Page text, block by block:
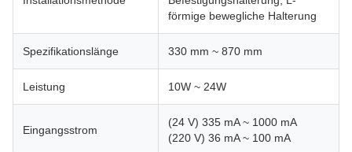
förmige bewegliche Halterung
Spezifikationslänge 330 mm ~ 870 mm
Leistung 10W ~ 24W
Eingangsstrom
(24 V) 335 mA ~ 1000 mA
(220 V) 36 mA ~ 100 mA